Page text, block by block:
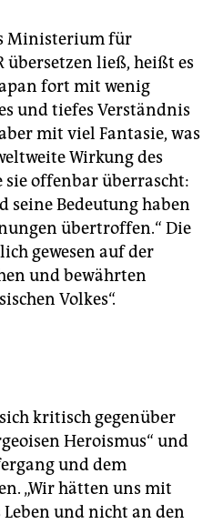
Ministerium für
übersetzen ließ, heißt es
fort mit wenig
und tiefes Verständnis
mit viel Fantasie, was
Wirkung des
sie offenbar überrascht:
seine Bedeutung haben
übertroffen.“ Die
gewesen auf der
und bewährten
Volkes“.
kritisch gegenüber
Heroismus“ und
und dem
„Wir hätten uns mit
und nicht an den